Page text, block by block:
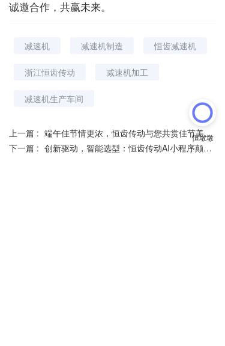
诚邀合作，共赢未来。
减速机 减速机制造 恒齿减速机
浙江恒齿传动 减速机加工
减速机生产车间
上一篇 : 端午佳节情更浓，恒齿传动与您共赏佳节美好时光
下一篇 : 创新驱动，智能选型：恒齿传动AI小程序颠覆传统减速机选型方式